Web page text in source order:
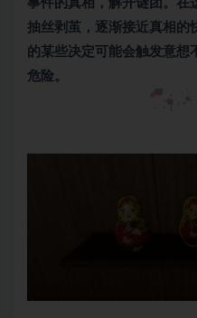
事件的真相，解开谜团。在
抽丝剥茧，逐渐接近真相的
的某些决定可能会触发意想
危险。